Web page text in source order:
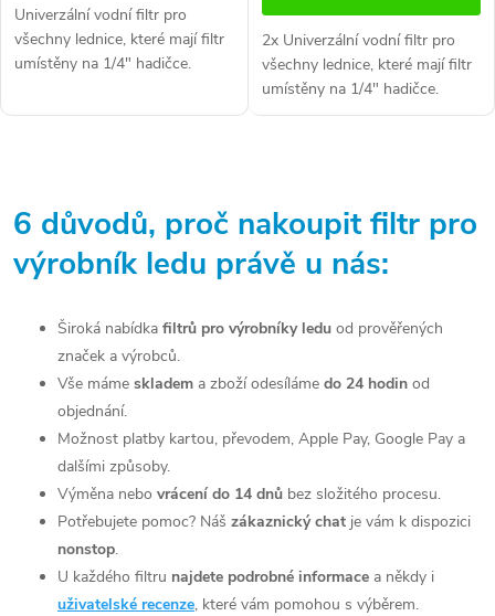
Univerzální vodní filtr pro
všechny lednice, které mají filtr
umístěny na 1/4" hadičce.
chladničky s filtrem, umístěným
2x Univerzální vodní filtr pro
všechny lednice, které mají filtr
umístěny na 1/4" hadičce.
Vhodné pro všechny americké
v
l
6 důvodů, proč nakoupit filtr pro
výrobník ledu právě u nás:
Široká nabídka filtrů pro výrobníky ledu od prověřených
značek a výrobců.
Vše máme skladem a zboží odesíláme do 24 hodin od
objednání.
Možnost platby kartou, převodem, Apple Pay, Google Pay a
dalšími způsoby.
Výměna nebo vrácení do 14 dnů bez složitého procesu.
Potřebujete pomoc? Náš zákaznický chat je vám k dispozici
nonstop.
U každého filtru najdete podrobné informace a někdy i
uživatelské recenze, které vám pomohou s výběrem.